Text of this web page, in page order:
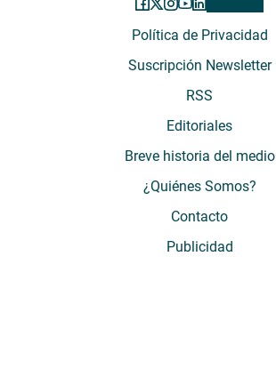
Política de Privacidad
Suscripción Newsletter
RSS
Editoriales
Breve historia del medio
¿Quiénes Somos?
Contacto
Publicidad